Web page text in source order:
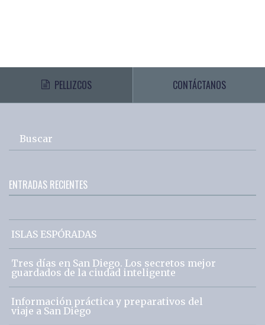
PELLIZCOS CONTÁCTANOS
Buscar
ENTRADAS RECIENTES
ISLAS ESPÓRADAS
Tres días en San Diego. Los secretos mejor
guardados de la ciudad inteligente
Información práctica y preparativos del
viaje a San Diego